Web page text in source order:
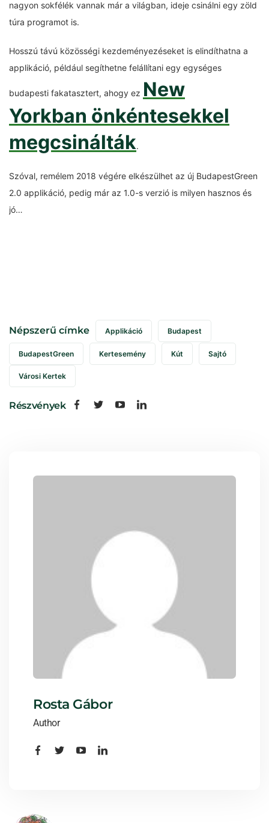
nagyon sokfélék vannak már a világban, ideje csinálni egy zöld
túra programot is.
Hosszú távú közösségi kezdeményezéseket is elindíthatna a
applikáció, például segíthetne felállítani egy egységes
budapesti fakatasztert, ahogy ez New
Yorkban önkéntesekkel
megcsinálták.
Szóval, remélem 2018 végére elkészülhet az új BudapestGreen
2.0 applikáció, pedig már az 1.0-s verzió is milyen hasznos és
jó…
Népszerű címke Applikáció Budapest
BudapestGreen Kertesemény Kút Sajtó
Városi Kertek
Részvények
Rosta Gábor
Author